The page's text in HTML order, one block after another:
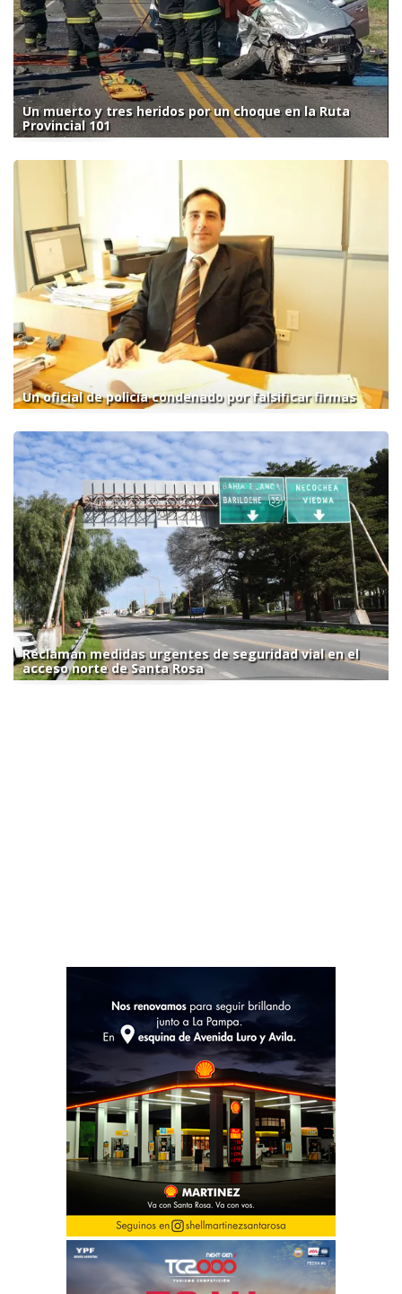
Un muerto y tres heridos por un choque en la Ruta
Provincial 101
Un oficial de policía condenado por falsificar firmas
Reclaman medidas urgentes de seguridad vial en el
acceso norte de Santa Rosa